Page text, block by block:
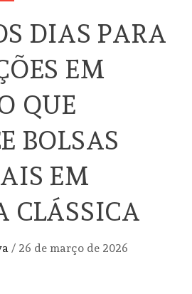
DIAS PARA
EM
QUE
BOLSAS
EM
CLÁSSICA
/ 26 de março de 2026